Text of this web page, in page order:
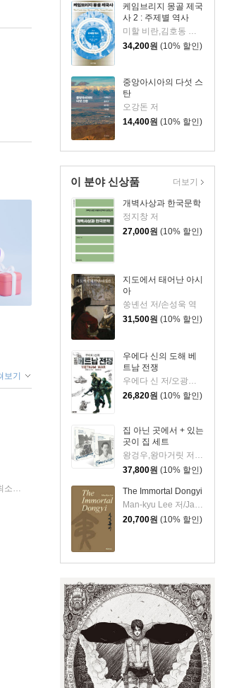
케임브리지 몽골 제국
사 2 : 주제별 역사
34,200원 (10% 할인)
중앙아시아의 다섯 스
탄
오강돈 저
14,400원 (10% 할인)
이 분야 신상품
개벽사상과 한국문학
정지창 저
27,000원 (10% 할인)
지도에서 태어난 아시
아
쑹녠선 저/손성욱 역
31,500원 (10% 할인)
우에다 신의 도해 베
트남 전쟁
26,820원 (10% 할인)
집 아닌 곳에서 + 있는
곳이 집 세트
37,800원 (10% 할인)
The Immortal Dongyi
20,700원 (10% 할인)
더보기
보기
미할 비란,김호동 편/김호동,토머스 올슨 등저/최소영 역
2026년 04월 30일